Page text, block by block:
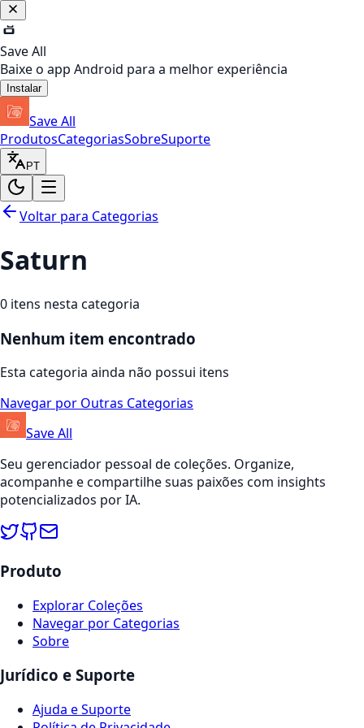
Save All
Baixe o app Android para a melhor experiência
Instalar
Save All
ProdutosCategoriasSobreSuporte
PT
Voltar para Categorias
Saturn
0 itens nesta categoria
Nenhum item encontrado
Esta categoria ainda não possui itens
Navegar por Outras Categorias
Save All
Seu gerenciador pessoal de coleções. Organize,
acompanhe e compartilhe suas paixões com insights
potencializados por IA.
Produto
Explorar Coleções
Navegar por Categorias
Sobre
Jurídico e Suporte
Ajuda e Suporte